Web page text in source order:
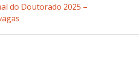
do Doutorado 2025 –